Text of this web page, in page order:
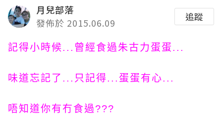
月兒部落
發佈於 2015.06.09
追蹤
記得小時候...曾經食過朱古力蛋蛋...
味道忘記了...只記得...蛋蛋有心...
唔知道你有冇食過???